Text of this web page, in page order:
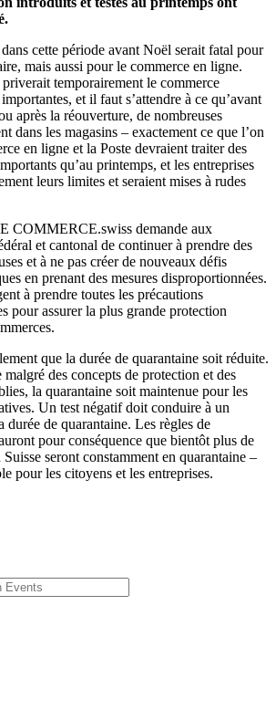
cette période avant Noël serait fatal pour
mais aussi pour le commerce en ligne.
temporairement le commerce
et il faut s’attendre à ce qu’avant
après la réouverture, de nombreuses
dans les magasins – exactement ce que l’on
en ligne et la Poste devraient traiter des
qu’au printemps, et les entreprises
leurs limites et seraient mises à rudes
COMMERCE.swiss demande aux
et cantonal de continuer à prendre des
et à ne pas créer de nouveaux défis
en prenant des mesures disproportionnées.
à prendre toutes les précautions
pour assurer la plus grande protection
que la durée de quarantaine soit réduite.
des concepts de protection et des
la quarantaine soit maintenue pour les
Un test négatif doit conduire à un
durée de quarantaine. Les règles de
pour conséquence que bientôt plus de
seront constamment en quarantaine –
pour les citoyens et les entreprises.